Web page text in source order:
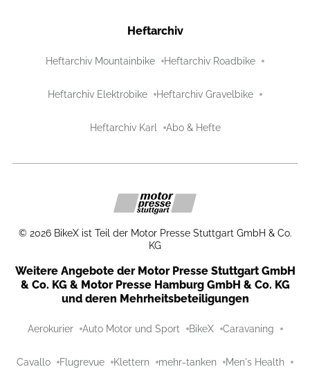
Heftarchiv
Heftarchiv Mountainbike Heftarchiv Roadbike
Heftarchiv Elektrobike Heftarchiv Gravelbike
Heftarchiv Karl Abo & Hefte
© 2026 BikeX ist Teil der Motor Presse Stuttgart GmbH & Co.
KG
Weitere Angebote der Motor Presse Stuttgart GmbH
& Co. KG & Motor Presse Hamburg GmbH & Co. KG
und deren Mehrheitsbeteiligungen
Aerokurier Auto Motor und Sport BikeX Caravaning
Cavallo Flugrevue Klettern mehr-tanken Men's Health